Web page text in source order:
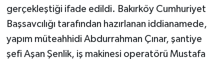
gerçekleştiği ifade edildi. Bakırköy Cumhuriyet
Başsavcılığı tarafından hazırlanan iddianamede,
yapım müteahhidi Abdurrahman Çınar, şantiye
şefi Aşan Şenlik, iş makinesi operatörü Mustafa